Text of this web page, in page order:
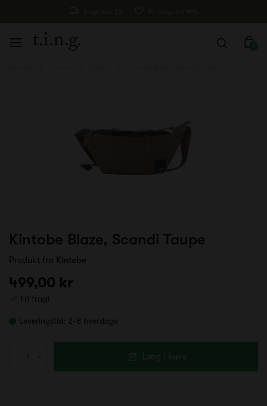
0
Kintobe Blaze, Scandi Taupe
Produkt fra Kintobe
499,00 kr
Fri fragt
Leveringstid: 2-8 hverdage
Læg i kurv